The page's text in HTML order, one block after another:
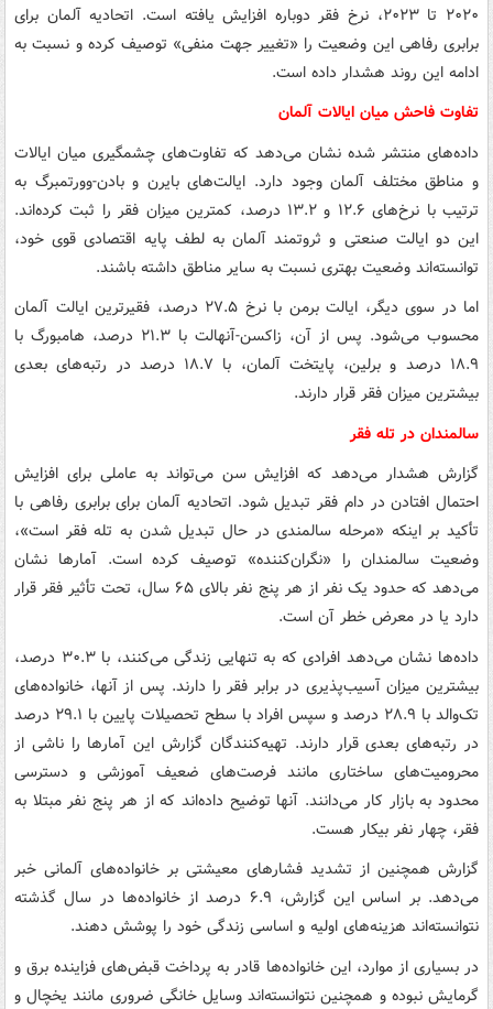
۲۰۲۰ تا ۲۰۲۳، نرخ فقر دوباره افزایش یافته است. اتحادیه آلمان برای
برابری رفاهی این وضعیت را «تغییر جهت منفی» توصیف کرده و نسبت به
ادامه این روند هشدار داده است.
تفاوت فاحش میان ایالات آلمان
داده‌های منتشر شده نشان می‌دهد که تفاوت‌های چشمگیری میان ایالات
و مناطق مختلف آلمان وجود دارد. ایالت‌های بایرن و بادن-وورتمبرگ به
ترتیب با نرخ‌های ۱۲.۶ و ۱۳.۲ درصد، کمترین میزان فقر را ثبت کرده‌اند.
این دو ایالت صنعتی و ثروتمند آلمان به لطف پایه اقتصادی قوی خود،
توانسته‌اند وضعیت بهتری نسبت به سایر مناطق داشته باشند.
اما در سوی دیگر، ایالت برمن با نرخ ۲۷.۵ درصد، فقیرترین ایالت آلمان
محسوب می‌شود. پس از آن، زاکسن-آنهالت با ۲۱.۳ درصد، هامبورگ با
۱۸.۹ درصد و برلین، پایتخت آلمان، با ۱۸.۷ درصد در رتبه‌های بعدی
بیشترین میزان فقر قرار دارند.
سالمندان در تله فقر
گزارش هشدار می‌دهد که افزایش سن می‌تواند به عاملی برای افزایش
احتمال افتادن در دام فقر تبدیل شود. اتحادیه آلمان برای برابری رفاهی با
تأکید بر اینکه «مرحله سالمندی در حال تبدیل شدن به تله فقر است»،
وضعیت سالمندان را «نگران‌کننده» توصیف کرده است. آمارها نشان
می‌دهد که حدود یک نفر از هر پنج نفر بالای ۶۵ سال، تحت تأثیر فقر قرار
دارد یا در معرض خطر آن است.
داده‌ها نشان می‌دهد افرادی که به تنهایی زندگی می‌کنند، با ۳۰.۳ درصد،
بیشترین میزان آسیب‌پذیری در برابر فقر را دارند. پس از آنها، خانواده‌های
تک‌والد با ۲۸.۹ درصد و سپس افراد با سطح تحصیلات پایین با ۲۹.۱ درصد
در رتبه‌های بعدی قرار دارند. تهیه‌کنندگان گزارش این آمارها را ناشی از
محرومیت‌های ساختاری مانند فرصت‌های ضعیف آموزشی و دسترسی
محدود به بازار کار می‌دانند. آنها توضیح داده‌اند که از هر پنج نفر مبتلا به
فقر، چهار نفر بیکار هست.
گزارش همچنین از تشدید فشارهای معیشتی بر خانواده‌های آلمانی خبر
می‌دهد. بر اساس این گزارش، ۶.۹ درصد از خانواده‌ها در سال گذشته
نتوانسته‌اند هزینه‌های اولیه و اساسی زندگی خود را پوشش دهند.
در بسیاری از موارد، این خانواده‌ها قادر به پرداخت قبض‌های فزاینده برق و
گرمایش نبوده و همچنین نتوانسته‌اند وسایل خانگی ضروری مانند یخچال و